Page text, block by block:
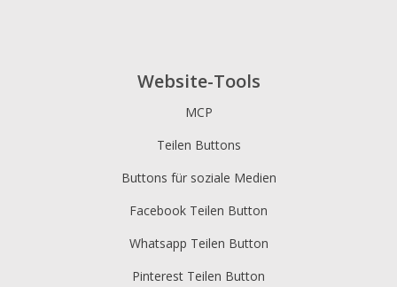
Website-Tools
MCP
Teilen Buttons
Buttons für soziale Medien
Facebook Teilen Button
Whatsapp Teilen Button
Pinterest Teilen Button